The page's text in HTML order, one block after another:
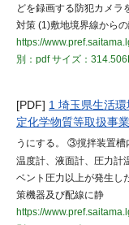
どを録画する防犯カメラ
対策 (1)敷地境界線から
https://
別：pdfサイズ：
[PDF] 1 埼玉県生活
定化学物質等取扱事
うにする。 ③撹拌装置
温度計、液面計、圧力計
ベント圧力以上が発生し
策機器及び配線に静
https://